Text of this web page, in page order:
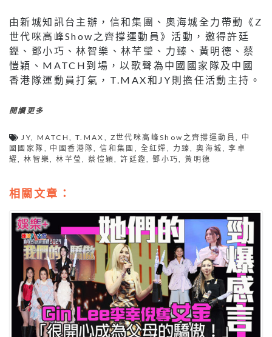
由新城知訊台主辦，信和集團、奧海城全力帶動《Z
世代咪高峰Show之齊撐運動員》活動，邀得許廷
鏗、鄧小巧、林智樂、林芊瑩、力臻、黃明德、蔡
愷穎、MATCH到場，以歌聲為中國國家隊及中國
香港隊運動員打氣，T.MAX和JY則擔任活動主持。
閱讀更多
JY,MATCH, T.MAX , Z世代咪高峰Show之齊撐運動員, 中
國國家隊 , 中國香港隊,信和集團 , 全紅嬋 , 力臻,奧海城 ,李卓
耀,林智樂,林芊瑩,蔡愷穎,許廷鏗,鄧小巧,黃明德
相關文章：